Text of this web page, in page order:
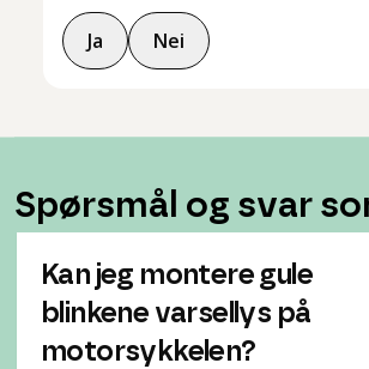
Ja Nei
Spørsmål og svar
Kan jeg montere gule
blinkene varsellys på
motorsykkelen?